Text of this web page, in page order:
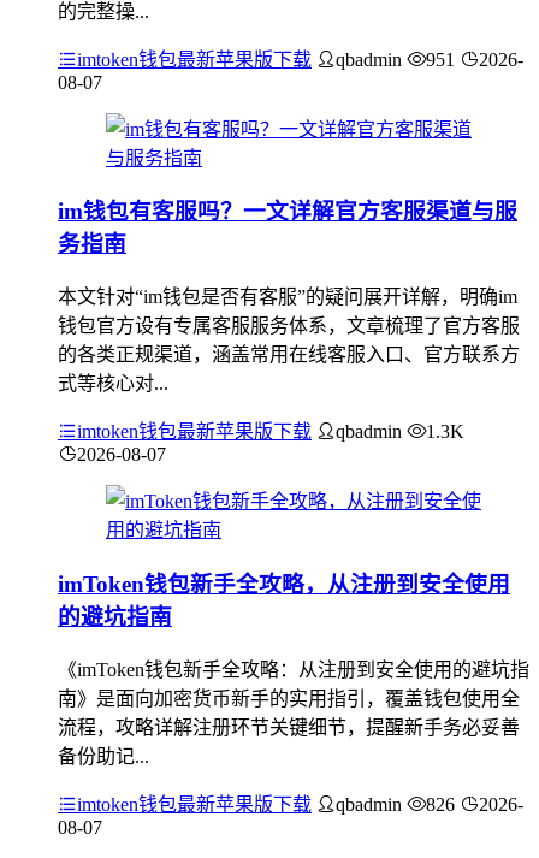
的完整操...
imtoken钱包最新苹果版下载 qbadmin 951
2026-
08-07
im钱包有客服吗？一文详解官方客服渠道与服
务指南
本文针对“im钱包是否有客服”的疑问展开详解，明确im
钱包官方设有专属客服服务体系，文章梳理了官方客服
的各类正规渠道，涵盖常用在线客服入口、官方联系方
式等核心对...
imtoken钱包最新苹果版下载 qbadmin
1.3K
2026-08-07
imToken钱包新手全攻略，从注册到安全使用
的避坑指南
《imToken钱包新手全攻略：从注册到安全使用的避坑指
南》是面向加密货币新手的实用指引，覆盖钱包使用全
流程，攻略详解注册环节关键细节，提醒新手务必妥善
备份助记...
imtoken钱包最新苹果版下载 qbadmin 826
2026-
08-07